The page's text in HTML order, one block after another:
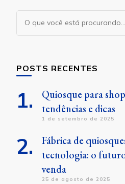
Procurando
algo?
POSTS RECENTES
Quiosque para
tendências e dicas
1 de setembro de 2025
Fábrica de
tecnologia: o
venda
25 de agosto de 2025